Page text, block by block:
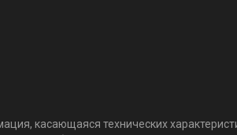
касающаяся технических